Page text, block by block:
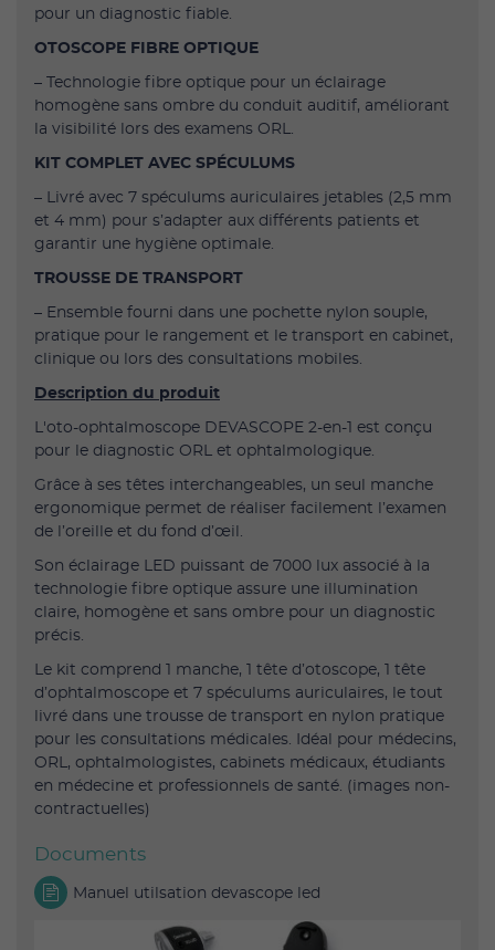
pour un diagnostic fiable.
OTOSCOPE FIBRE OPTIQUE
– Technologie fibre optique pour un éclairage
homogène sans ombre du conduit auditif, améliorant
la visibilité lors des examens ORL.
KIT COMPLET AVEC SPÉCULUMS
– Livré avec 7 spéculums auriculaires jetables (2,5 mm
et 4 mm) pour s’adapter aux différents patients et
garantir une hygiène optimale.
TROUSSE DE TRANSPORT
– Ensemble fourni dans une pochette nylon souple,
pratique pour le rangement et le transport en cabinet,
clinique ou lors des consultations mobiles.
Description du produit
L'oto-ophtalmoscope DEVASCOPE 2-en-1 est conçu
pour le diagnostic ORL et ophtalmologique.
Grâce à ses têtes interchangeables, un seul manche
ergonomique permet de réaliser facilement l’examen
de l’oreille et du fond d’œil.
Son éclairage LED puissant de 7000 lux associé à la
technologie fibre optique assure une illumination
claire, homogène et sans ombre pour un diagnostic
précis.
Le kit comprend 1 manche, 1 tête d’otoscope, 1 tête
d’ophtalmoscope et 7 spéculums auriculaires, le tout
livré dans une trousse de transport en nylon pratique
pour les consultations médicales. Idéal pour médecins,
ORL, ophtalmologistes, cabinets médicaux, étudiants
en médecine et professionnels de santé. (images non-
contractuelles)
Documents
Manuel utilsation devascope led